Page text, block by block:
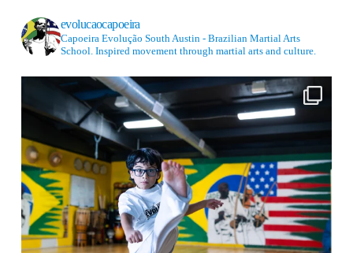
evolucaocapoeira
Capoeira Evolução South Austin - Brazilian Martial Arts
School. Inspired movement through martial arts and culture.